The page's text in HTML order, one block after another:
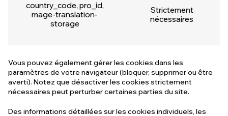
country_code, pro_id,
mage-translation-
storage
Strictement
nécessaires
Vous pouvez également gérer les cookies dans les
paramètres de votre navigateur (bloquer, supprimer ou être
averti). Notez que désactiver les cookies strictement
nécessaires peut perturber certaines parties du site.
Des informations détaillées sur les cookies individuels, les